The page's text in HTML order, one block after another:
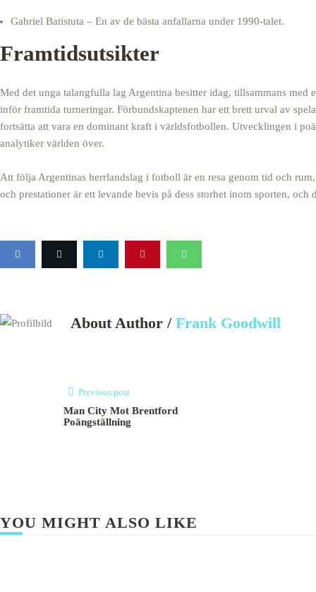
Gabriel Batistuta – En av de bästa anfallarna under 1990-talet.
Framtidsutsikter
Med det unga talangfulla lag Argentina besitter idag, tillsammans
inför framtida turneringar. Förbundskaptenen har ett brett urval av
fortsätta att vara en dominant kraft i världsfotbollen. Utvecklingen i
analytiker världen över.
Att följa Argentinas herrlandslag i fotboll är en resa genom tid och
och prestationer är ett levande bevis på dess storhet inom sporten,
About Author / Frank Goodwill
Previous post
Man City Mot Brentford
Poängställning
YOU MIGHT ALSO LIKE